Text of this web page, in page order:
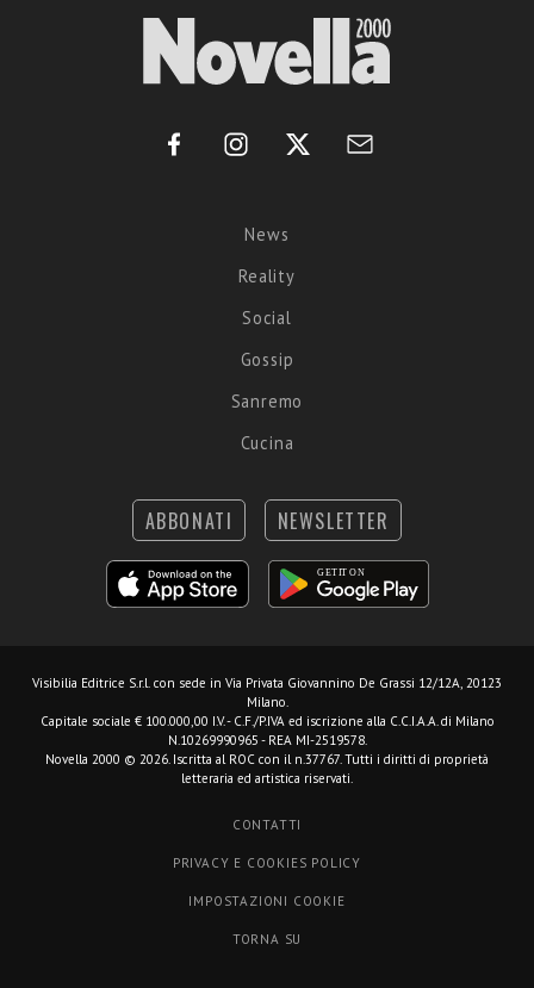
News
Reality
Social
Gossip
Sanremo
Cucina
ABBONATI NEWSLETTER
Visibilia Editrice S.r.l. con sede in Via Privata Giovannino De Grassi 12/12A, 20123
Milano.
Capitale sociale € 100.000,00 I.V. - C.F./P.IVA ed iscrizione alla C.C.I.A.A. di Milano
N.10269990965 - REA MI-2519578.
Novella 2000 © 2026. Iscritta al ROC con il n.37767. Tutti i diritti di proprietà
letteraria ed artistica riservati.
CONTATTI
PRIVACY E COOKIES POLICY
IMPOSTAZIONI COOKIE
TORNA SU